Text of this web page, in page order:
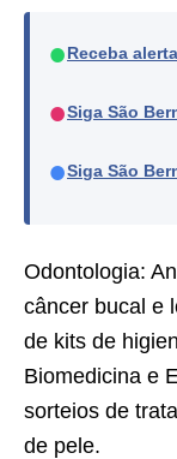
● Receba
●Siga São
●Siga São
Odontologia:
câncer bucal e
de kits de
Biomedicina e
sorteios de
de pele.